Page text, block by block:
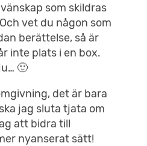
som skildras
vet du någon som
berättelse, så är
inte plats i en box.
🙂
det är bara
jag sluta tjata om
att bidra till
nyanserat sätt!